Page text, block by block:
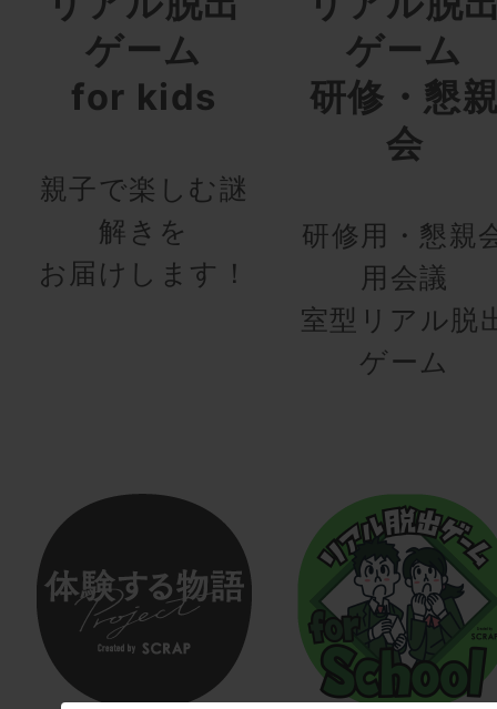
ゲーム
for kids
親子で楽しむ謎
解きを
お届けします！
ゲーム
研修・懇
会
研修用・懇親
用会議
室型リアル脱
ゲーム